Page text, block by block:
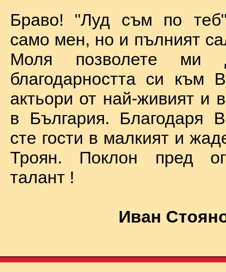
Браво! "Луд съм по
само мен, но и пълният
Моля позволете ми
благодарността си към
актьори от най-живият и
в България. Благодаря
сте гости в малкият и
Троян. Поклон пред
талант !
Иван